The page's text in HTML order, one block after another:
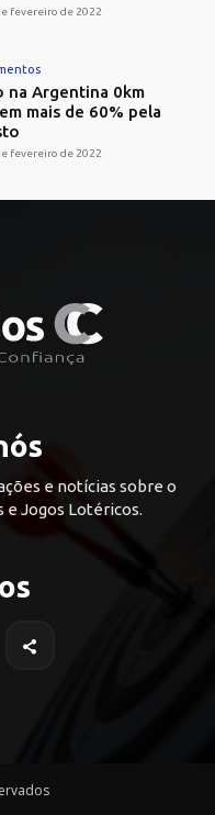
fevereiro de 2022
na Argentina 0km
mais de 60% pela
fevereiro de 2022
e notícias sobre o
e Jogos Lotéricos.